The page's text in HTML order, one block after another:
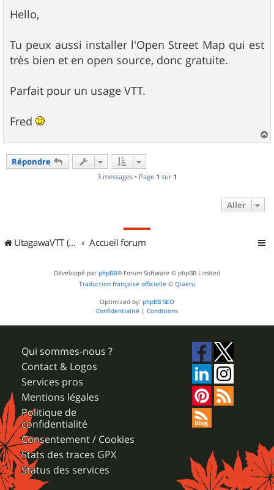
s
s
g
e
Hello,
Tu peux aussi installer l'Open Street Map qui est
très bien et en open source, donc gratuite.
Parfait pour un usage VTT.
Fred
a
Répondre
3 messages • Page 1 sur 1
Aller
UtagawaVTT (Randos VTT et VTTAE avec traces GPS) Accueil forum
Développé par phpBB® Forum Software © phpBB Limited
Traduction française officielle © Qiaeru
Optimized by: phpBB SEO
Confidentialité | Conditions
Qui sommes-nous ?
Contact & Logos
Services pros
Mentions légales
Politique de
confidentialité
Consentement / Cookies
Stats des traces GPX
Status des services